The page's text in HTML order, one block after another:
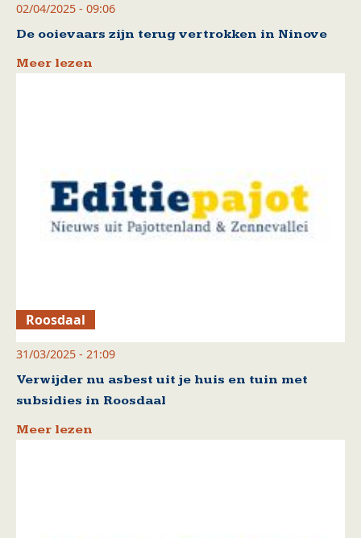
02/04/2025 - 09:06
De ooievaars zijn terug vertrokken in Ninove
Meer lezen
Roosdaal
31/03/2025 - 21:09
Verwijder nu asbest uit je huis en tuin met
subsidies in Roosdaal
Meer lezen